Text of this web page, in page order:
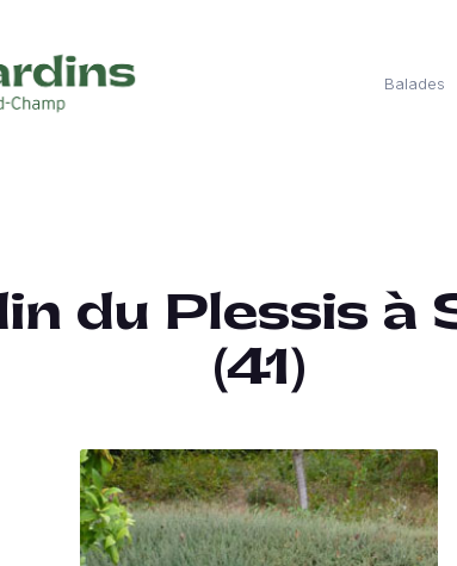
Balades
du Plessis à
(41)